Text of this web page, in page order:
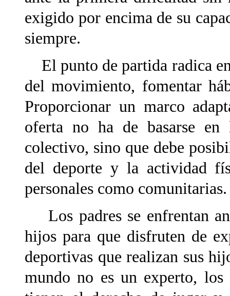
exigido por encima de su
siempre.
El punto de partida radica
del movimiento, fomentar
Proporcionar un marco
oferta no ha de basarse
colectivo, sino que debe
del deporte y la actividad
personales como
Los padres se enfrentan
hijos para que disfruten de
deportivas que realizan sus
mundo no es un experto, los